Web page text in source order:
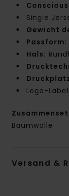
Single
Gewicht
Passform:
Hals:
Logo-
Baumwolle
Versand &